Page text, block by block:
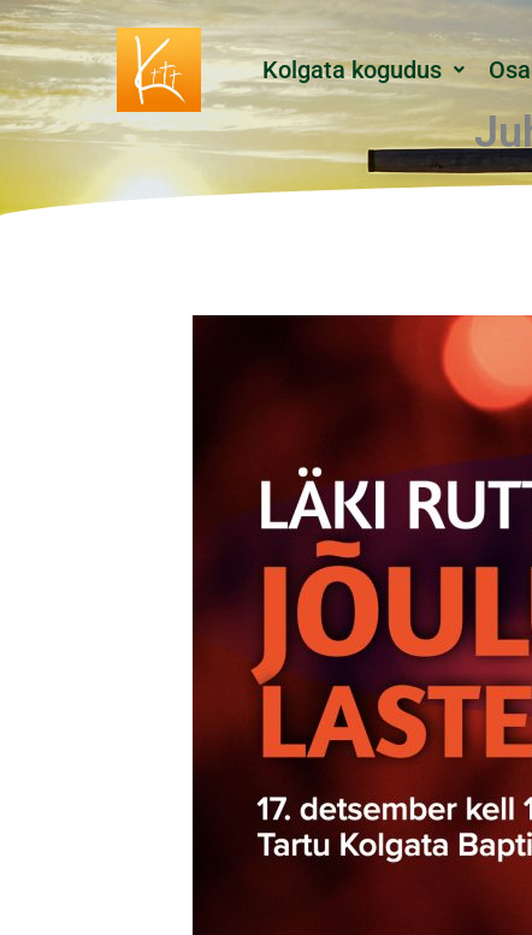
Skip
to
content
Kolgata kogudus